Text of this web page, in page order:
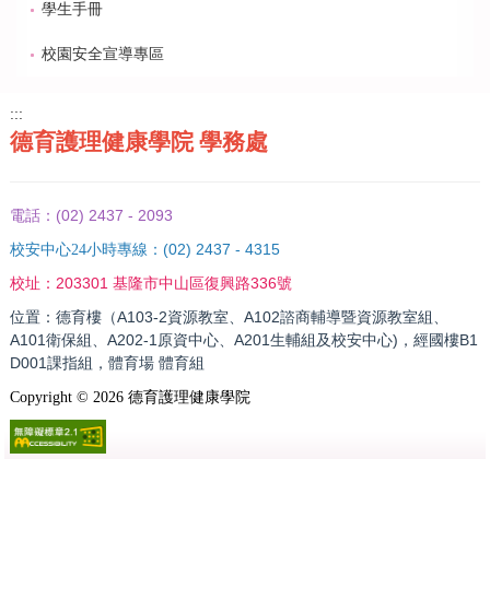
學生手冊
校園安全宣導專區
:::
德育護理健康學院 學務處
電話： (02) 2437 - 2093
校安中心24小時專線： (02) 2437 - 4315
校址： 203301 基隆市中山區復興路336號
位置：德育樓（A103-2資源教室、A102諮商輔導暨資源教室組、
A101衛保組、A202-1原資中心、A201生輔組及校安中心)，經國樓B1
D001課指組，體育場 體育組
Copyright © 2026德育護理健康學院